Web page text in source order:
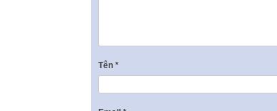
Tên *